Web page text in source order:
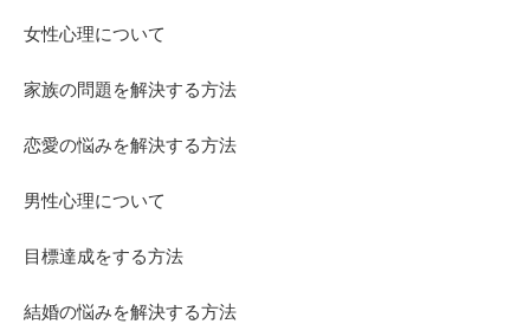
女性心理について
家族の問題を解決する方法
恋愛の悩みを解決する方法
男性心理について
目標達成をする方法
結婚の悩みを解決する方法